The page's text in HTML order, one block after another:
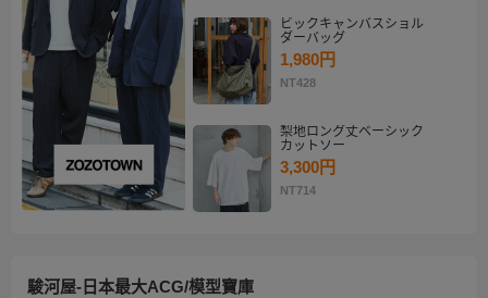
ビックキャンバスショル
ダーバッグ
1,980円
NT428
梨地ロング丈ベーシック
カットソー
3,300円
NT714
駿河屋-日本最大ACG/模型寶庫